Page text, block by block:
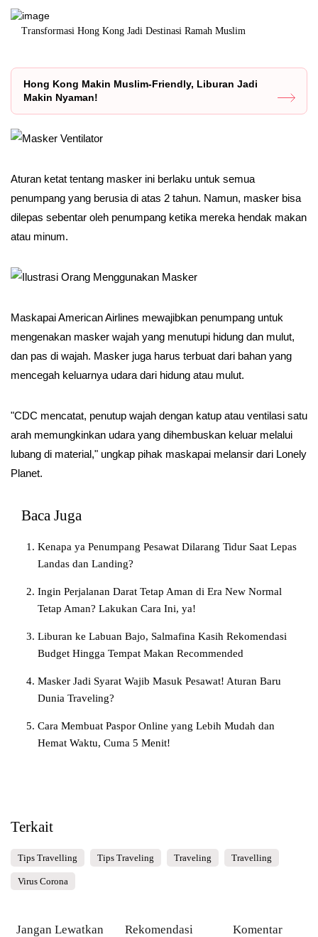
Transformasi Hong Kong Jadi Destinasi Ramah Muslim
Hong Kong Makin Muslim-Friendly, Liburan Jadi
Makin Nyaman!
Aturan ketat tentang masker ini berlaku untuk semua
penumpang yang berusia di atas 2 tahun. Namun, masker bisa
dilepas sebentar oleh penumpang ketika mereka hendak makan
atau minum.
Maskapai American Airlines mewajibkan penumpang untuk
mengenakan masker wajah yang menutupi hidung dan mulut,
dan pas di wajah. Masker juga harus terbuat dari bahan yang
mencegah keluarnya udara dari hidung atau mulut.
"CDC mencatat, penutup wajah dengan katup atau ventilasi satu
arah memungkinkan udara yang dihembuskan keluar melalui
lubang di material," ungkap pihak maskapai melansir dari Lonely
Planet.
Baca Juga
Kenapa ya Penumpang Pesawat Dilarang Tidur Saat Lepas
Landas dan Landing?
Ingin Perjalanan Darat Tetap Aman di Era New Normal
Tetap Aman? Lakukan Cara Ini, ya!
Liburan ke Labuan Bajo, Salmafina Kasih Rekomendasi
Budget Hingga Tempat Makan Recommended
Masker Jadi Syarat Wajib Masuk Pesawat! Aturan Baru
Dunia Traveling?
Cara Membuat Paspor Online yang Lebih Mudah dan
Hemat Waktu, Cuma 5 Menit!
Terkait
Tips Travelling Tips Traveling Traveling Travelling
Virus Corona
Jangan Lewatkan Rekomendasi Komentar